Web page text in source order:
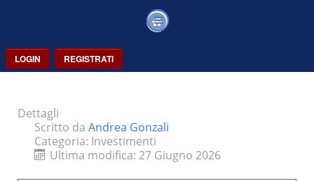
LOGIN REGISTRATI
Dettagli
Scritto da Andrea Gonzali
Categoria: Investimenti
Ultima modifica: 27 Giugno 2026